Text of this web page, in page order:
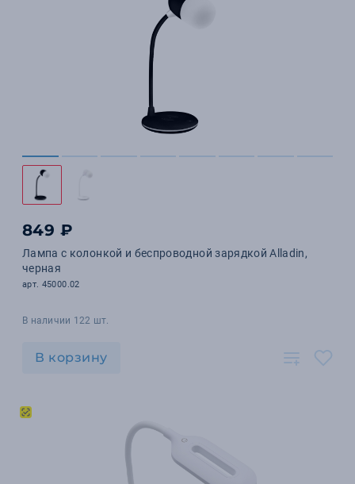
849 ₽
Лампа с колонкой и беспроводной зарядкой Alladin,
черная
арт. 45000.02
В наличии 122 шт.
В корзину